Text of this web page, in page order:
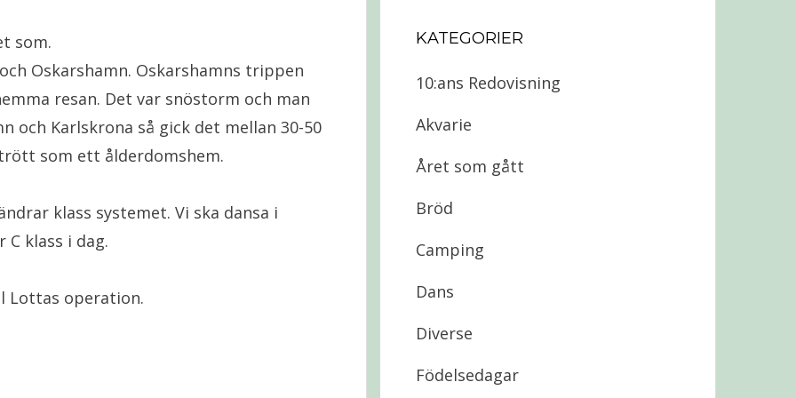
som.
Oskarshamn. Oskarshamns trippen
resan. Det var snöstorm och man
och Karlskrona så gick det mellan 30-50
som ett ålderdomshem.
klass systemet. Vi ska dansa i
klass i dag.
Lottas operation.
KATEGORIER
10:ans Redovisning
Akvarie
Året som gått
Bröd
Camping
Dans
Diverse
Födelsedagar